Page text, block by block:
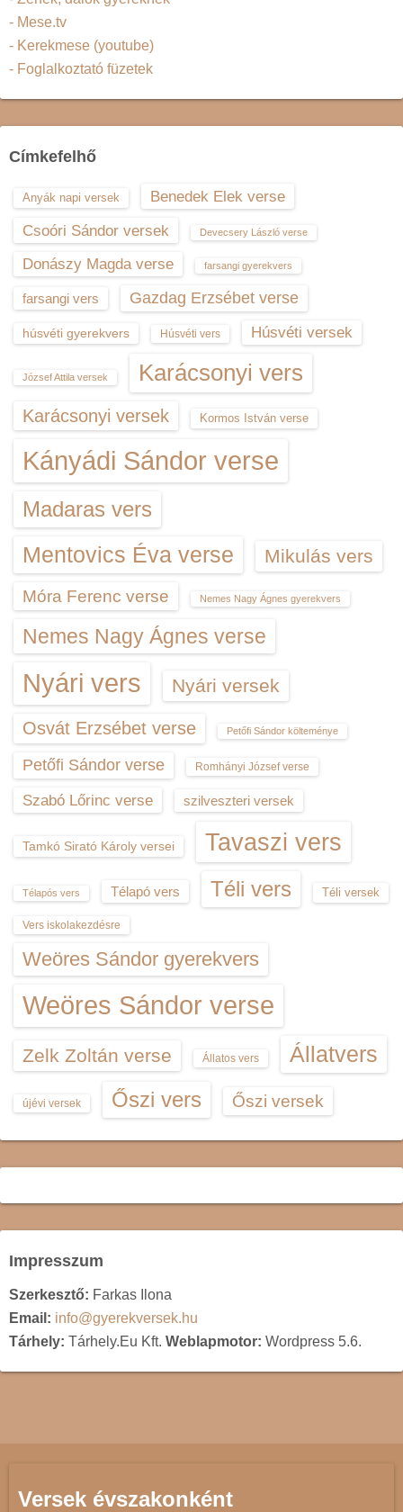
- Mese.tv
- Kerekmese (youtube)
- Foglalkoztató füzetek
Címkefelhő
Anyák napi versek
Benedek Elek verse
Csoóri Sándor versek
Devecsery László verse
Donászy Magda verse farsangi gyerekvers
farsangi vers Gazdag Erzsébet verse
húsvéti gyerekvers Húsvéti vers Húsvéti versek
József Attila versek Karácsonyi vers
Karácsonyi versek Kormos István verse
Kányádi Sándor verse
Madaras vers
Mentovics Éva verse Mikulás vers
Móra Ferenc verse Nemes Nagy Ágnes gyerekvers
Nemes Nagy Ágnes verse
Nyári vers Nyári versek
Osvát Erzsébet verse Petőfi Sándor költeménye
Petőfi Sándor verse Romhányi József verse
Szabó Lőrinc verse szilveszteri versek
Tamkó Sirató Károly versei Tavaszi vers
Télapós vers Télapó vers Téli vers Téli versek
Vers iskolakezdésre
Weöres Sándor gyerekvers
Weöres Sándor verse
Zelk Zoltán verse Állatos vers Állatvers
újévi versek Őszi vers Őszi versek
Impresszum
Szerkesztő: Farkas Ilona
Email: info@gyerekversek.hu
Tárhely: Tárhely.Eu Kft. Weblapmotor: Wordpress 5.6.
Versek évszakonként